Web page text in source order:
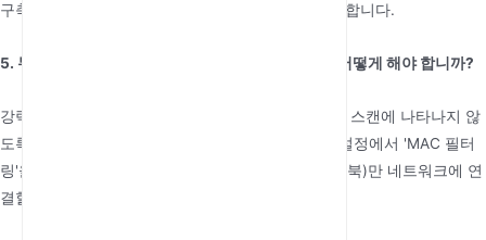
구축 중인 지역에서도 연결 상태를 유지하도록 보장합니다.
5. 무단 액세스로부터 모바일 라우터를 보호하려면 어떻게 해야 합니까?
강력한 WPA3 비밀번호를 사용하는 것 외에도, 공개 스캔에 나타나지 않
도록 SSID (네트워크 이름)를 숨겨야 합니다. 또한 설정에서 'MAC 필터
링'을 활성화하여 특정 등록된 장치 (예: 업무용 노트북)만 네트워크에 연
결할 수 있도록 할 수 있습니다.